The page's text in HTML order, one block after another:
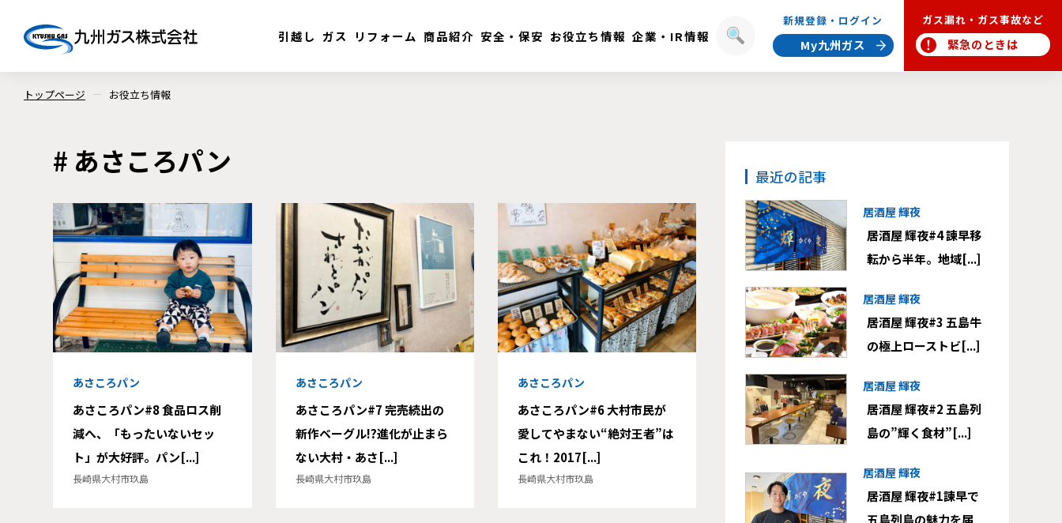
引越し ガス リフォーム 商品紹介 安全・保安 お役立ち情報 企業・IR情報
新規登録・ログイン
My九州ガス
ガス漏れ・ガス事故など
緊急のときは
トップページ お役立ち情報
# あさころパン
あさころパン
あさころパン#8 食品ロス削
減へ、「もったいないセッ
ト」が大好評。パン[...]
長崎県大村市玖島
あさころパン
あさころパン#7 完売続出の
新作ベーグル!?進化が止まら
ない大村・あさ[...]
長崎県大村市玖島
あさころパン
あさころパン#6 大村市民が
愛してやまない“絶対王者”は
これ！2017[...]
長崎県大村市玖島
最近の記事
居酒屋 輝夜
居酒屋 輝夜#4 諫早移
転から半年。地域[...]
居酒屋 輝夜
居酒屋 輝夜#3 五島牛
の極上ローストビ[...]
居酒屋 輝夜
居酒屋 輝夜#2 五島列
島の”輝く食材”[...]
居酒屋 輝夜
居酒屋 輝夜#1諫早で
五島列島の魅力を届